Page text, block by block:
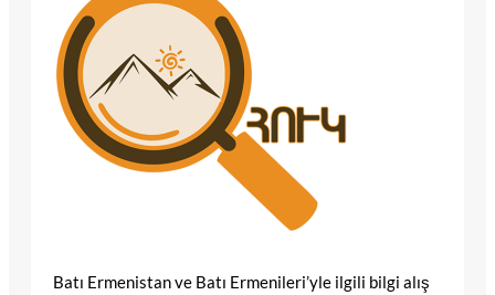
Batı Ermenistan ve Batı Ermenileri’yle ilgili bilgi alış